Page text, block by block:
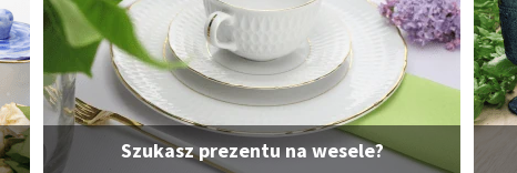
Szukasz prezentu na wesele?